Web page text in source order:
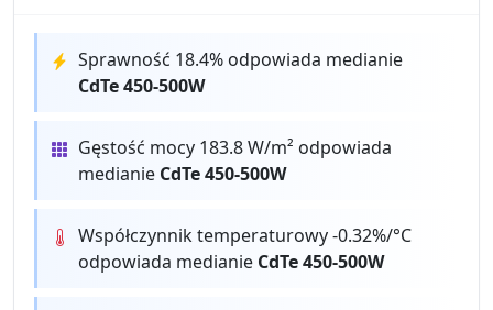
Sprawność 18.4% odpowiada medianie
CdTe 450-500W
Gęstość mocy 183.8 W/m² odpowiada
medianie CdTe 450-500W
Współczynnik temperaturowy -0.32%/°C
odpowiada medianie CdTe 450-500W